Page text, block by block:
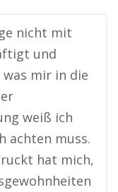
nicht mit
und
was mir in die
weiß ich
achten muss.
hat mich,